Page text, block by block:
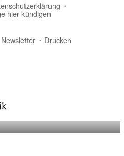
hier kündigen
Newsletter Drucken